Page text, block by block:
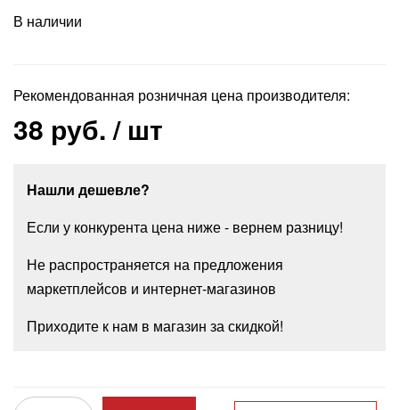
В наличии
Рекомендованная розничная цена производителя:
38 руб./ шт
Нашли дешевле?
Если у конкурента цена ниже - вернем разницу!
Не распространяется на предложения
маркетплейсов и интернет-магазинов
Приходите к нам в магазин за скидкой!